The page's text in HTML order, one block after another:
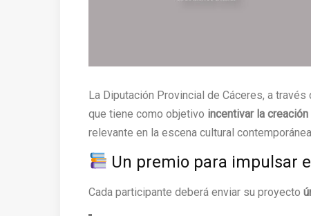
La Diputación Provincial de Cáceres, a
que tiene como objetivo incentivar la
relevante en la escena cultural
Un premio para impulsar
Cada participante deberá enviar su proyecto